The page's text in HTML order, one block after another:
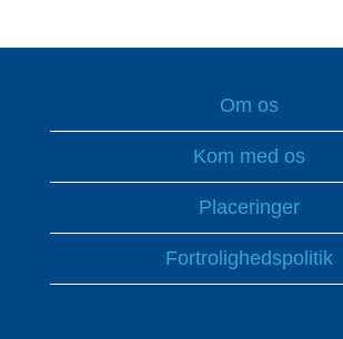
Om os
Kom med os
Placeringer
Fortrolighedspolitik